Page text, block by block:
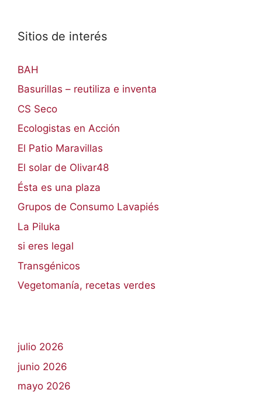
Sitios de interés
BAH
Basurillas – reutiliza e inventa
CS Seco
Ecologistas en Acción
El Patio Maravillas
El solar de Olivar48
Ésta es una plaza
Grupos de Consumo Lavapiés
La Piluka
si eres legal
Transgénicos
Vegetomanía, recetas verdes
julio 2026
junio 2026
mayo 2026